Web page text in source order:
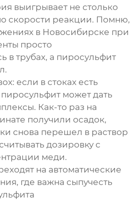
выигрывает не столько
скорости реакции. Помню,
в Новосибирске при
просто
в трубах, а пиросульфит
если в стоках есть
может дать
Как-то раз на
получили осадок,
снова перешел в раствор
дозировку с
меди.
на автоматические
где важна сыпучесть